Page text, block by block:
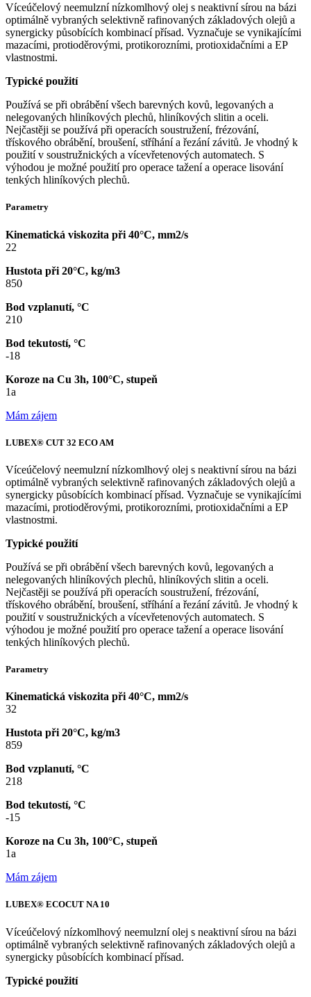
Víceúčelový neemulzní nízkomlhový olej s neaktivní sírou na bázi
optimálně vybraných selektivně rafinovaných základových olejů a
synergicky působících kombinací přísad. Vyznačuje se vynikajícími
mazacími, protioděrovými, protikorozními, protioxidačními a EP
vlastnostmi.
Typické použití
Používá se při obrábění všech barevných kovů, legovaných a
nelegovaných hliníkových plechů, hliníkových slitin a oceli.
Nejčastěji se používá při operacích soustružení, frézování,
třískového obrábění, broušení, stříhání a řezání závitů. Je vhodný k
použití v soustružnických a vícevřetenových automatech. S
výhodou je možné použití pro operace tažení a operace lisování
tenkých hliníkových plechů.
Parametry
Kinematická viskozita při 40°C, mm2/s
22
Hustota při 20°C, kg/m3
850
Bod vzplanutí, °C
210
Bod tekutostí, °C
-18
Koroze na Cu 3h, 100°C, stupeň
1a
Mám zájem
LUBEX® CUT 32 ECO AM
Víceúčelový neemulzní nízkomlhový olej s neaktivní sírou na bázi
optimálně vybraných selektivně rafinovaných základových olejů a
synergicky působících kombinací přísad. Vyznačuje se vynikajícími
mazacími, protioděrovými, protikorozními, protioxidačními a EP
vlastnostmi.
Typické použití
Používá se při obrábění všech barevných kovů, legovaných a
nelegovaných hliníkových plechů, hliníkových slitin a oceli.
Nejčastěji se používá při operacích soustružení, frézování,
třískového obrábění, broušení, stříhání a řezání závitů. Je vhodný k
použití v soustružnických a vícevřetenových automatech. S
výhodou je možné použití pro operace tažení a operace lisování
tenkých hliníkových plechů.
Parametry
Kinematická viskozita při 40°C, mm2/s
32
Hustota při 20°C, kg/m3
859
Bod vzplanutí, °C
218
Bod tekutostí, °C
-15
Koroze na Cu 3h, 100°C, stupeň
1a
Mám zájem
LUBEX® ECOCUT NA 10
Víceúčelový nízkomlhový neemulzní olej s neaktivní sírou na bázi
optimálně vybraných selektivně rafinovaných základových olejů a
synergicky působících kombinací přísad.
Typické použití